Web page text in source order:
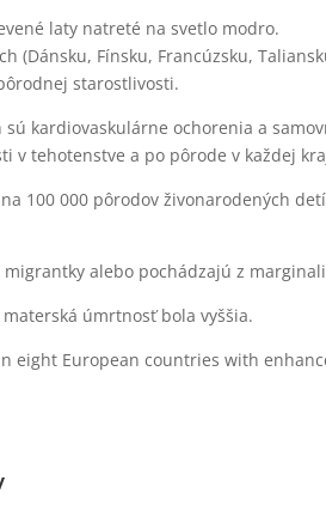
Fínsku, Francúzsku,
starostlivosti.
kardiovaskulárne ochorenia a
v tehotenstve a po pôrode v každej
100 000 pôrodov živonarodených
alebo pochádzajú z
úmrtnosť bola vyššia.
eight European countries with